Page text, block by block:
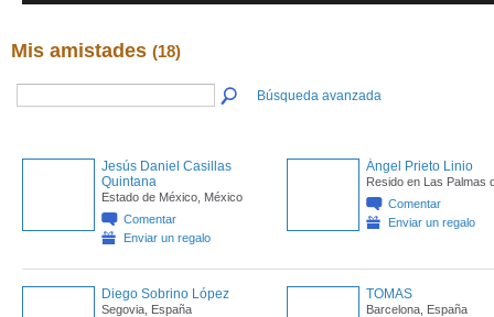
Mis amistades (18)
Búsqueda avanzada
Jesús Daniel Casillas
Quintana
Estado de México, México
Comentar
Enviar un regalo
Ángel Prieto Linio
Resido en Las Palmas
Comentar
Enviar un regalo
Diego Sobrino López
Segovia, España
TOMAS
Barcelona, España